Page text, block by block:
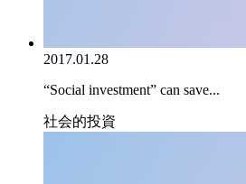
2017.01.28
“Social investment” can save...
社会的投資